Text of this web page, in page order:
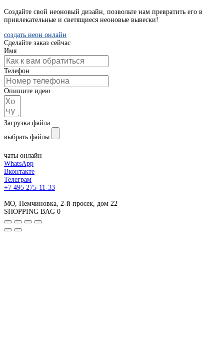
Создайте свой неоновый дизайн, позвольте нам превратить его в
привлекательные и светящиеся неоновые вывески!
создать неон онлайн
Сделайте заказ сейчас
Имя
Телефон
Опишите идею
Загрузка файла
выбрать файлы
чаты онлайн
WhatsApp
Вконтакте
Телеграм
+7 495 275-11-33
МО, Немчиновка, 2-й просек, дом 22
SHOPPING BAG 0